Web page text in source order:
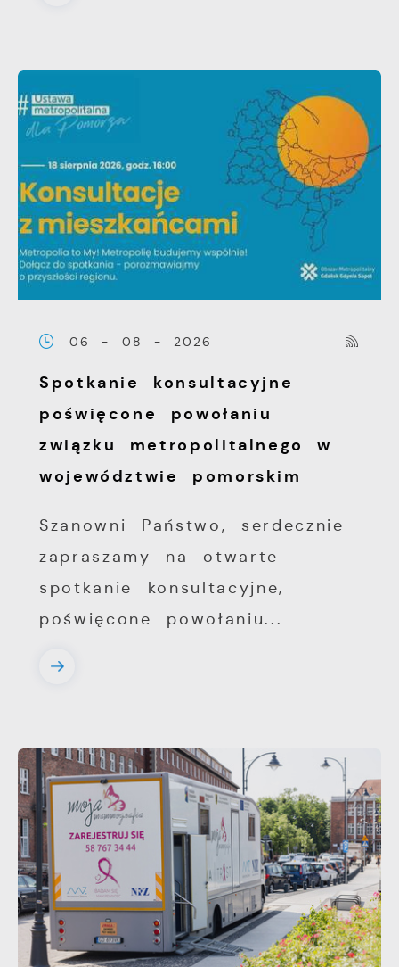
06 - 08 - 2026
Spotkanie konsultacyjne
poświęcone powołaniu
związku metropolitalnego w
województwie pomorskim
Szanowni Państwo, serdecznie
zapraszamy na otwarte
spotkanie konsultacyjne,
poświęcone powołaniu...